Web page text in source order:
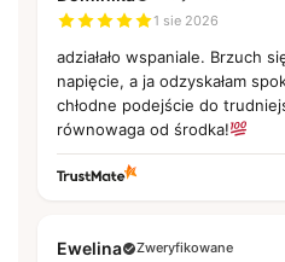
1 sie 2026
adziałało wspaniale. Brzuch
napięcie, a ja odzyskałam
chłodne podejście do
równowaga od środka!
Ewelina
Zweryfikowane